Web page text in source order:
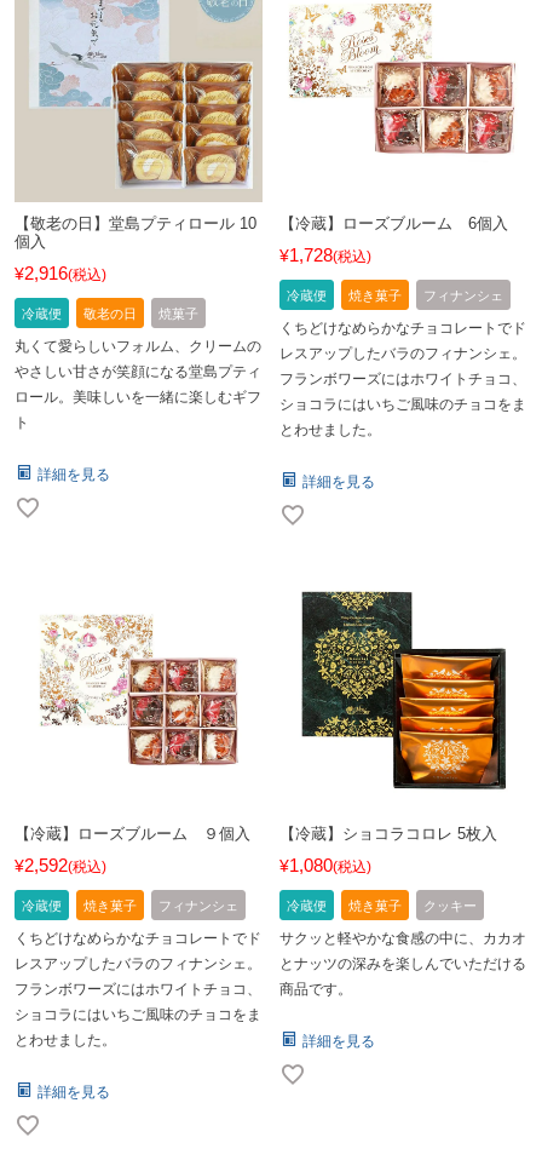
【敬老の日】堂島プティロール 10
個入
¥2,916 税込
冷蔵便 敬老の日 焼菓子
丸くて愛らしいフォルム、クリームの
やさしい甘さが笑顔になる堂島プティ
ロール。美味しいを一緒に楽しむギフ
ト
詳細を見る
【冷蔵】ローズブルーム 6個入
¥1,728 税込
冷蔵便 焼き菓子 フィナンシェ
くちどけなめらかなチョコレートでド
レスアップしたバラのフィナンシェ。
フランボワーズにはホワイトチョコ、
ショコラにはいちご風味のチョコをま
とわせました。
詳細を見る
【冷蔵】ローズブルーム ９個入
¥2,592 税込
冷蔵便 焼き菓子 フィナンシェ
くちどけなめらかなチョコレートでド
レスアップしたバラのフィナンシェ。
フランボワーズにはホワイトチョコ、
ショコラにはいちご風味のチョコをま
とわせました。
詳細を見る
【冷蔵】ショコラコロレ 5枚入
¥1,080 税込
冷蔵便 焼き菓子 クッキー
サクッと軽やかな食感の中に、カカオ
とナッツの深みを楽しんでいただける
商品です。
詳細を見る